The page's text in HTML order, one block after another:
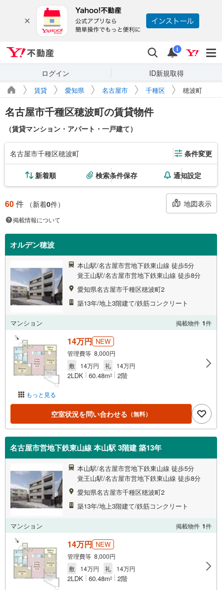
検索 通知
i
ログイン ID新規取得
賃貸 愛知県 名古屋市 千種区 穂波町
名古屋市千種区穂波町の賃貸物件
（賃貸マンション・アパート・一戸建て）
名古屋市千種区穂波町 条件変更
新着順 検索条件保存 通知設定
60件 （新着0件） 地図表示
掲載情報について
オルデン穂波
本山駅/名古屋市営地下鉄東山線 徒歩5分
覚王山駅/名古屋市営地下鉄東山線 徒歩8分
愛知県名古屋市千種区穂波町2
築13年/地上3階建て/鉄筋コンクリート
マンション 掲載物件 1件
もっと見る
14万円 NEW
管理費等 8,000円
敷
14万円 礼 14万円
2LDK 60.48m2 2階
空室状況を問い合わせる （無料）
名古屋市営地下鉄東山線 本山駅 3階建 築13年
本山駅/名古屋市営地下鉄東山線 徒歩5分
覚王山駅/名古屋市営地下鉄東山線 徒歩8分
愛知県名古屋市千種区穂波町2
築13年/地上3階建て/鉄筋コンクリート
マンション 掲載物件 1件
14万円 NEW
管理費等 8,000円
敷
14万円 礼 14万円
2LDK 60.48m2 2階